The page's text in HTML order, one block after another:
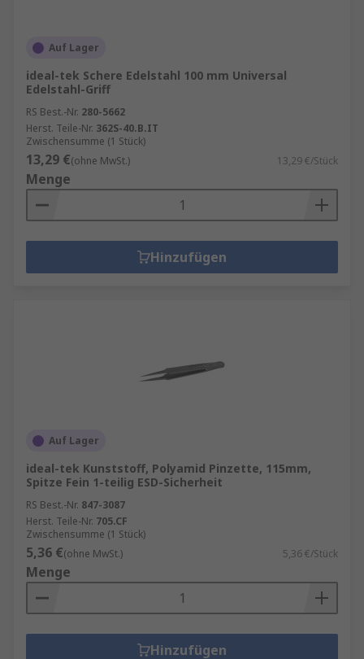
Auf Lager
ideal-tek Schere Edelstahl 100 mm Universal
Edelstahl-Griff
RS Best.-Nr. 280-5662
Herst. Teile-Nr. 362S-40.B.IT
Zwischensumme (1 Stück)
13,29 €(ohne MwSt.) 13,29 €/Stück
Menge
Hinzufügen
Auf Lager
ideal-tek Kunststoff, Polyamid Pinzette, 115mm,
Spitze Fein 1-teilig ESD-Sicherheit
RS Best.-Nr. 847-3087
Herst. Teile-Nr. 705.CF
Zwischensumme (1 Stück)
5,36 €(ohne MwSt.) 5,36 €/Stück
Menge
Hinzufügen